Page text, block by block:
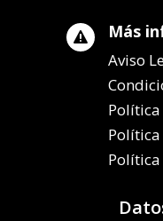
 Más
Aviso